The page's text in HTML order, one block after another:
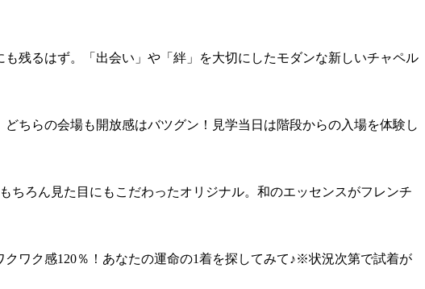
残るはず。「出会い」や「絆」を大切にしたモダンな新しいチャペル
ちらの会場も開放感はバツグン！見学当日は階段からの入場を体験し
ちろん見た目にもこだわったオリジナル。和のエッセンスがフレンチ
ワク感120％！あなたの運命の1着を探してみて♪※状況次第で試着が